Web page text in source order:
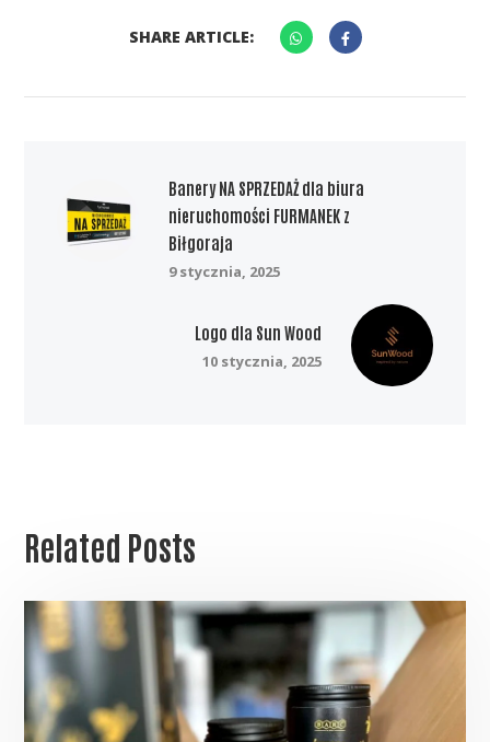
SHARE ARTICLE:
Banery NA SPRZEDAŻ dla biura
nieruchomości FURMANEK z
Biłgoraja
9 stycznia, 2025
Logo dla Sun Wood
10 stycznia, 2025
Related Posts